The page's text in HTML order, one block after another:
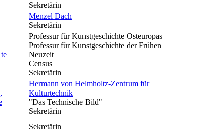
Sekretärin
Menzel Dach
Sekretärin
Professur für Kunstgeschichte Osteuropas
Professur für Kunstgeschichte der Frühen
Neuzeit
Census
Sekretärin
Hermann von Helmholtz-Zentrum für
Kulturtechnik
"Das Technische Bild"
Sekretärin
Sekretärin